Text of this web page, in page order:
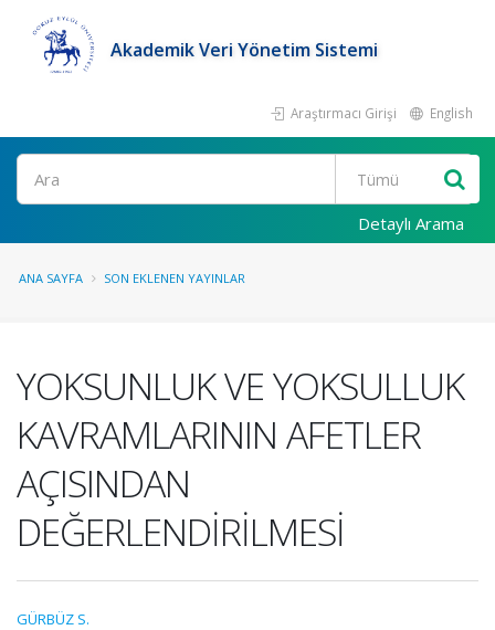
Akademik Veri Yönetim Sistemi
Araştırmacı Girişi English
Ara
Detaylı Arama
ANA SAYFA SON EKLENEN YAYINLAR
YOKSUNLUK VE YOKSULLUK
KAVRAMLARININ AFETLER
AÇISINDAN
DEĞERLENDİRİLMESİ
GÜRBÜZ S.